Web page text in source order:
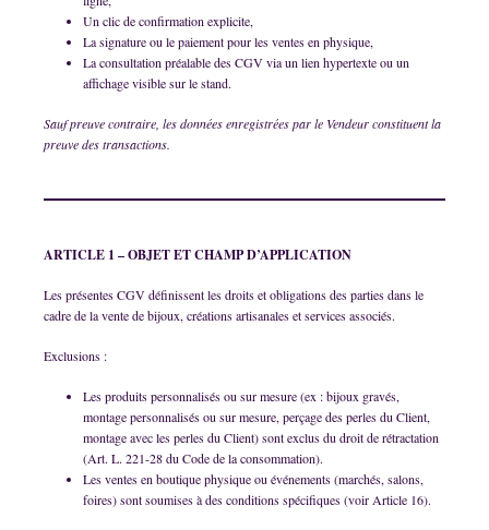
Un clic de confirmation explicite,
La signature ou le paiement pour les ventes en physique,
La consultation préalable des CGV via un lien hypertexte ou un
affichage visible sur le stand.
Sauf preuve contraire, les données enregistrées par le Vendeur constituent la
preuve des transactions.
ARTICLE 1 – OBJET ET CHAMP D’APPLICATION
Les présentes CGV définissent les droits et obligations des parties dans le
cadre de la vente de bijoux, créations artisanales et services associés.
Exclusions :
Les produits personnalisés ou sur mesure (ex : bijoux gravés,
montage personnalisés ou sur mesure, perçage des perles du Client,
montage avec les perles du Client) sont exclus du droit de rétractation
(Art. L. 221-28 du Code de la consommation).
Les ventes en boutique physique ou événements (marchés, salons,
foires) sont soumises à des conditions spécifiques (voir Article 16).